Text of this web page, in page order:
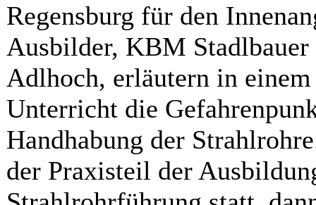
Regensburg für den
Ausbilder, KBM
Adlhoch, erläutern in
Unterricht die
Handhabung der
der Praxisteil der